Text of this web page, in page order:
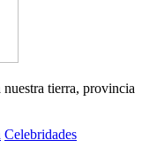
tierra, provincia
Celebridades